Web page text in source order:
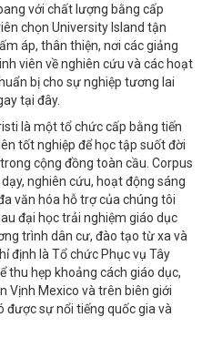
với chất lượng bằng cấp
chọn University Island tận
áp, thân thiện, nơi các giảng
viên về nghiên cứu và các hoạt
bị cho sự nghiệp tương lai
tại đây.
là một tổ chức cấp bằng tiến
tốt nghiệp để học tập suốt đời
cộng đồng toàn cầu. Corpus
nghiên cứu, hoạt động sáng
văn hóa hỗ trợ của chúng tôi
đại học trải nghiệm giáo dục
trình dân cư, đào tạo từ xa và
định là Tổ chức Phục vụ Tây
thu hẹp khoảng cách giáo dục,
Vịnh Mexico và trên biên giới
được sự nổi tiếng quốc gia và